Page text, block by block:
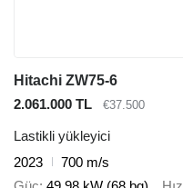
Hitachi ZW75-6
2.061.000 TL
€37.500
Lastikli yükleyici
2023
700 m/s